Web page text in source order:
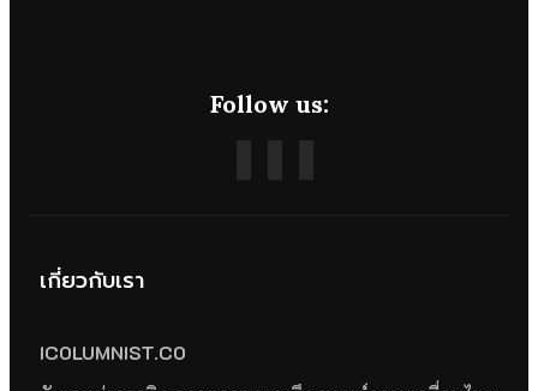
Follow us:
เกี่ยวกับเรา
ICOLUMNIST.CO